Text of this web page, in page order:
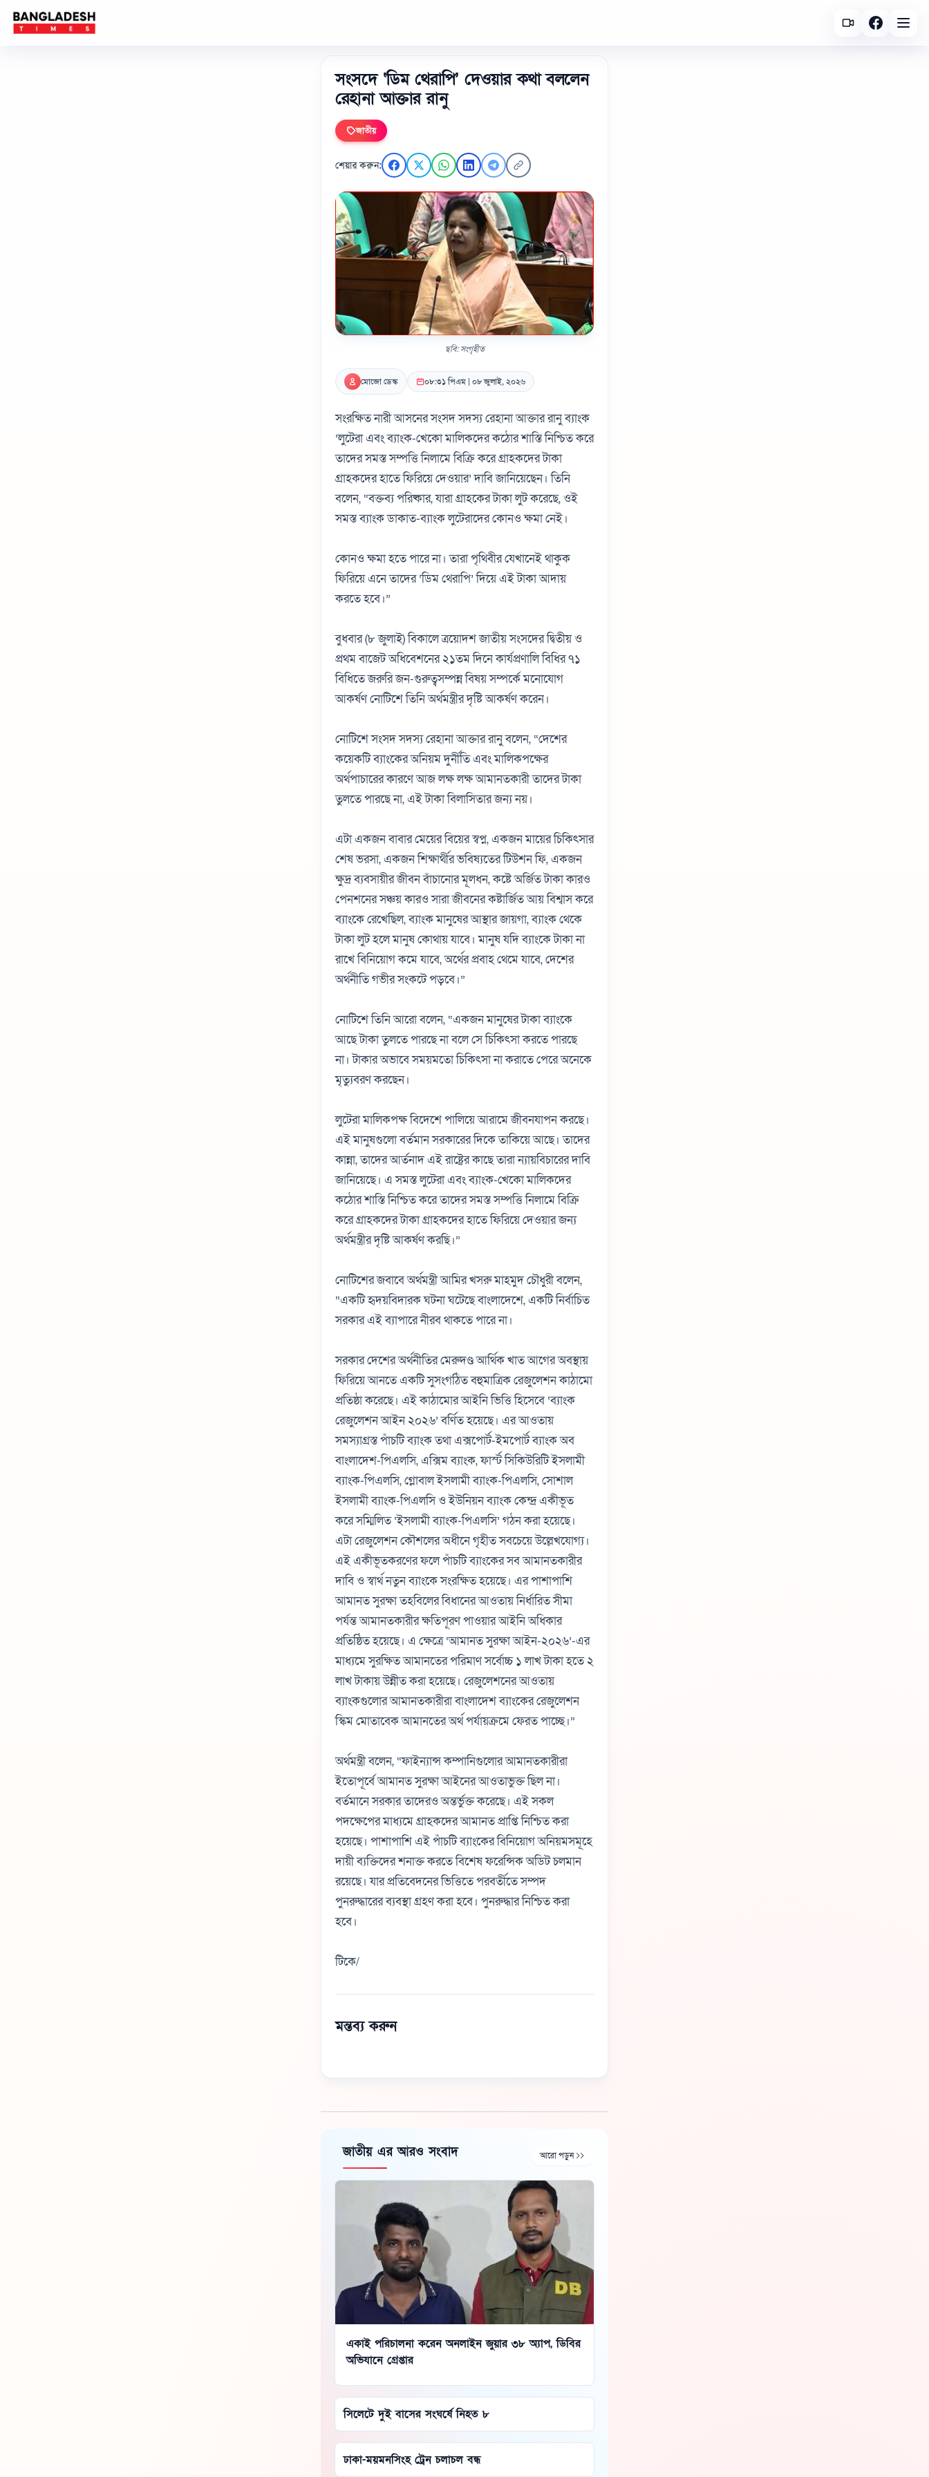
সংসদে ‘ডিম থেরাপি’ দেওয়ার কথা বললেন
রেহানা আক্তার রানু
জাতীয়
শেয়ার করুন:
ছবি: সংগৃহীত
মোজো ডেস্ক ০৮:৩১ পিএম | ০৮ জুলাই, ২০২৬
সংরক্ষিত নারী আসনের সংসদ সদস্য রেহানা আক্তার রানু ব্যাংক
‘লুটেরা এবং ব্যাংক-খেকো মালিকদের কঠোর শাস্তি নিশ্চিত করে
তাদের সমস্ত সম্পত্তি নিলামে বিক্রি করে গ্রাহকদের টাকা
গ্রাহকদের হাতে ফিরিয়ে দেওয়ার’ দাবি জানিয়েছেন। তিনি
বলেন, “বক্তব্য পরিষ্কার, যারা গ্রাহকের টাকা লুট করেছে, ওই
সমস্ত ব্যাংক ডাকাত-ব্যাংক লুটেরাদের কোনও ক্ষমা নেই।
কোনও ক্ষমা হতে পারে না। তারা পৃথিবীর যেখানেই থাকুক
ফিরিয়ে এনে তাদের ‘ডিম থেরাপি’ দিয়ে এই টাকা আদায়
করতে হবে।”
বুধবার (৮ জুলাই) বিকালে ত্রয়োদশ জাতীয় সংসদের দ্বিতীয় ও
প্রথম বাজেট অধিবেশনের ২১তম দিনে কার্যপ্রণালি বিধির ৭১
বিধিতে জরুরি জন-গুরুত্বসম্পন্ন বিষয় সম্পর্কে মনোযোগ
আকর্ষণ নোটিশে তিনি অর্থমন্ত্রীর দৃষ্টি আকর্ষণ করেন।
নোটিশে সংসদ সদস্য রেহানা আক্তার রানু বলেন, “দেশের
কয়েকটি ব্যাংকের অনিয়ম দুর্নীতি এবং মালিকপক্ষের
অর্থপাচারের কারণে আজ লক্ষ লক্ষ আমানতকারী তাদের টাকা
তুলতে পারছে না, এই টাকা বিলাসিতার জন্য নয়।
এটা একজন বাবার মেয়ের বিয়ের স্বপ্ন, একজন মায়ের চিকিৎসার
শেষ ভরসা, একজন শিক্ষার্থীর ভবিষ্যতের টিউশন ফি, একজন
ক্ষুদ্র ব্যবসায়ীর জীবন বাঁচানোর মূলধন, কষ্টে অর্জিত টাকা কারও
পেনশনের সঞ্চয় কারও সারা জীবনের কষ্টার্জিত আয় বিশ্বাস করে
ব্যাংকে রেখেছিল, ব্যাংক মানুষের আস্থার জায়গা, ব্যাংক থেকে
টাকা লুট হলে মানুষ কোথায় যাবে। মানুষ যদি ব্যাংকে টাকা না
রাখে বিনিয়োগ কমে যাবে, অর্থের প্রবাহ থেমে যাবে, দেশের
অর্থনীতি গভীর সংকটে পড়বে।”
নোটিশে তিনি আরো বলেন, “একজন মানুষের টাকা ব্যাংকে
আছে টাকা তুলতে পারছে না বলে সে চিকিৎসা করতে পারছে
না। টাকার অভাবে সময়মতো চিকিৎসা না করাতে পেরে অনেকে
মৃত্যুবরণ করছেন।
লুটেরা মালিকপক্ষ বিদেশে পালিয়ে আরামে জীবনযাপন করছে।
এই মানুষগুলো বর্তমান সরকারের দিকে তাকিয়ে আছে। তাদের
কান্না, তাদের আর্তনাদ এই রাষ্ট্রের কাছে তারা ন্যায়বিচারের দাবি
জানিয়েছে। এ সমস্ত লুটেরা এবং ব্যাংক-খেকো মালিকদের
কঠোর শাস্তি নিশ্চিত করে তাদের সমস্ত সম্পত্তি নিলামে বিক্রি
করে গ্রাহকদের টাকা গ্রাহকদের হাতে ফিরিয়ে দেওয়ার জন্য
অর্থমন্ত্রীর দৃষ্টি আকর্ষণ করছি।”
নোটিশের জবাবে অর্থমন্ত্রী আমির খসরু মাহমুদ চৌধুরী বলেন,
“একটি হৃদয়বিদারক ঘটনা ঘটেছে বাংলাদেশে, একটি নির্বাচিত
সরকার এই ব্যাপারে নীরব থাকতে পারে না।
সরকার দেশের অর্থনীতির মেরুদণ্ড আর্থিক খাত আগের অবস্থায়
ফিরিয়ে আনতে একটি সুসংগঠিত বহুমাত্রিক রেজুলেশন কাঠামো
প্রতিষ্ঠা করেছে। এই কাঠামোর আইনি ভিত্তি হিসেবে ‘ব্যাংক
রেজুলেশন আইন ২০২৬’ বর্ণিত হয়েছে। এর আওতায়
সমস্যাগ্রস্ত পাঁচটি ব্যাংক তথা এক্সপোর্ট-ইমপোর্ট ব্যাংক অব
বাংলাদেশ-পিএলসি, এক্সিম ব্যাংক, ফার্স্ট সিকিউরিটি ইসলামী
ব্যাংক-পিএলসি, গ্লোবাল ইসলামী ব্যাংক-পিএলসি, সোশাল
ইসলামী ব্যাংক-পিএলসি ও ইউনিয়ন ব্যাংক কেন্দ্র একীভূত
করে সম্মিলিত ‘ইসলামী ব্যাংক-পিএলসি’ গঠন করা হয়েছে।
এটা রেজুলেশন কৌশলের অধীনে গৃহীত সবচেয়ে উল্লেখযোগ্য।
এই একীভূতকরণের ফলে পাঁচটি ব্যাংকের সব আমানতকারীর
দাবি ও স্বার্থ নতুন ব্যাংকে সংরক্ষিত হয়েছে। এর পাশাপাশি
আমানত সুরক্ষা তহবিলের বিধানের আওতায় নির্ধারিত সীমা
পর্যন্ত আমানতকারীর ক্ষতিপূরণ পাওয়ার আইনি অধিকার
প্রতিষ্ঠিত হয়েছে। এ ক্ষেত্রে ‘আমানত সুরক্ষা আইন-২০২৬’-এর
মাধ্যমে সুরক্ষিত আমানতের পরিমাণ সর্বোচ্চ ১ লাখ টাকা হতে ২
লাখ টাকায় উন্নীত করা হয়েছে। রেজুলেশনের আওতায়
ব্যাংকগুলোর আমানতকারীরা বাংলাদেশ ব্যাংকের রেজুলেশন
স্কিম মোতাবেক আমানতের অর্থ পর্যায়ক্রমে ফেরত পাচ্ছে।”
অর্থমন্ত্রী বলেন, “ফাইন্যান্স কম্পানিগুলোর আমানতকারীরা
ইতোপূর্বে আমানত সুরক্ষা আইনের আওতাভুক্ত ছিল না।
বর্তমানে সরকার তাদেরও অন্তর্ভুক্ত করেছে। এই সকল
পদক্ষেপের মাধ্যমে গ্রাহকদের আমানত প্রাপ্তি নিশ্চিত করা
হয়েছে। পাশাপাশি এই পাঁচটি ব্যাংকের বিনিয়োগ অনিয়মসমূহে
দায়ী ব্যক্তিদের শনাক্ত করতে বিশেষ ফরেন্সিক অডিট চলমান
রয়েছে। যার প্রতিবেদনের ভিত্তিতে পরবর্তীতে সম্পদ
পুনরুদ্ধারের ব্যবস্থা গ্রহণ করা হবে। পুনরুদ্ধার নিশ্চিত করা
হবে।
টিকে/
মন্তব্য করুন
জাতীয় এর আরও সংবাদ আরো পড়ুন
একাই পরিচালনা করেন অনলাইন জুয়ার ৩৮ অ্যাপ, ডিবির
অভিযানে গ্রেপ্তার
সিলেটে দুই বাসের সংঘর্ষে নিহত ৮
ঢাকা-ময়মনসিংহ ট্রেন চলাচল বন্ধ